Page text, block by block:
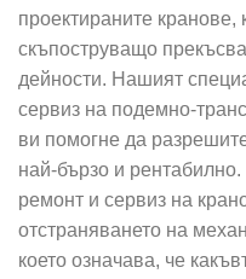
проектираните
скъпоструващо
дейности. Нашият
сервиз на подемно-
ви помогне да
най-бързо и
ремонт и сервиз на
отстраняването на
което означава, че